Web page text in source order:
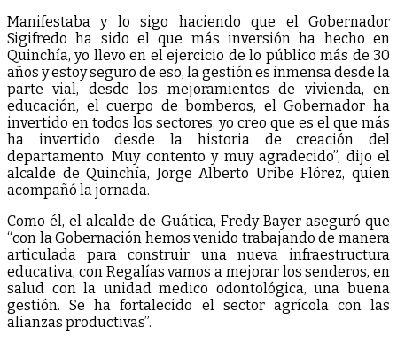
Manifestaba y lo sigo haciendo que el Gobernador
Sigifredo ha sido el que más inversión ha hecho en
Quinchía, yo llevo en el ejercicio de lo público más de 30
años y estoy seguro de eso, la gestión es inmensa desde la
parte vial, desde los mejoramientos de vivienda, en
educación, el cuerpo de bomberos, el Gobernador ha
invertido en todos los sectores, yo creo que es el que más
ha invertido desde la historia de creación del
departamento. Muy contento y muy agradecido”, dijo el
alcalde de Quinchía, Jorge Alberto Uribe Flórez, quien
acompañó la jornada.
Como él, el alcalde de Guática, Fredy Bayer aseguró que
“con la Gobernación hemos venido trabajando de manera
articulada para construir una nueva infraestructura
educativa, con Regalías vamos a mejorar los senderos, en
salud con la unidad medico odontológica, una buena
gestión. Se ha fortalecido el sector agrícola con las
alianzas productivas”.